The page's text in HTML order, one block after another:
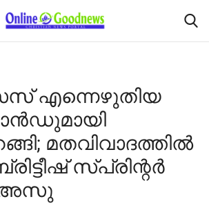
എന്നെഴുതിയ
മതവിവാദത്തില്‍
സ്പ്രിന്റര്‍
അസു